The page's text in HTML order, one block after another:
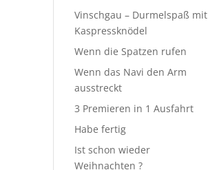
Vinschgau – Durmelspaß mit
Kaspressknödel
Wenn die Spatzen rufen
Wenn das Navi den Arm
ausstreckt
3 Premieren in 1 Ausfahrt
Habe fertig
Ist schon wieder
Weihnachten ?